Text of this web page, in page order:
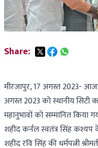
Share:
मीरजापुर, 17 अगस्त 2023-
अगस्त 2023 को स्थानीय
महानुभावों को सम्मानित किया
शहीद कर्नल स्वतंत्र सिंह कश्यप
शहीद रवि सिंह की धर्मपत्नी